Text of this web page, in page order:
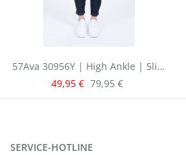
57Ava 30956Y | High Ankle | Slim
Fit | Raw Denim
Verkaufspreis:
49,95 € Regulärer Preis:
79,95 €
SERVICE-HOTLINE